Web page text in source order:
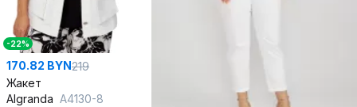
-22%
170.82 BYN219
Жакет
Algranda А4130-8